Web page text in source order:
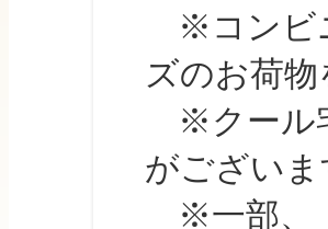
※コンビニ
ズのお荷
※クール宅
がございま
※一部、「